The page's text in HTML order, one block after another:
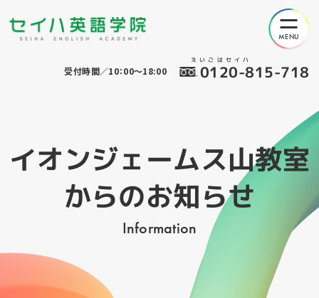
えいごはセイハ
0120-815-718
受付時間／10：00～18:00
イオンジェームス山教室
からのお知らせ
Information